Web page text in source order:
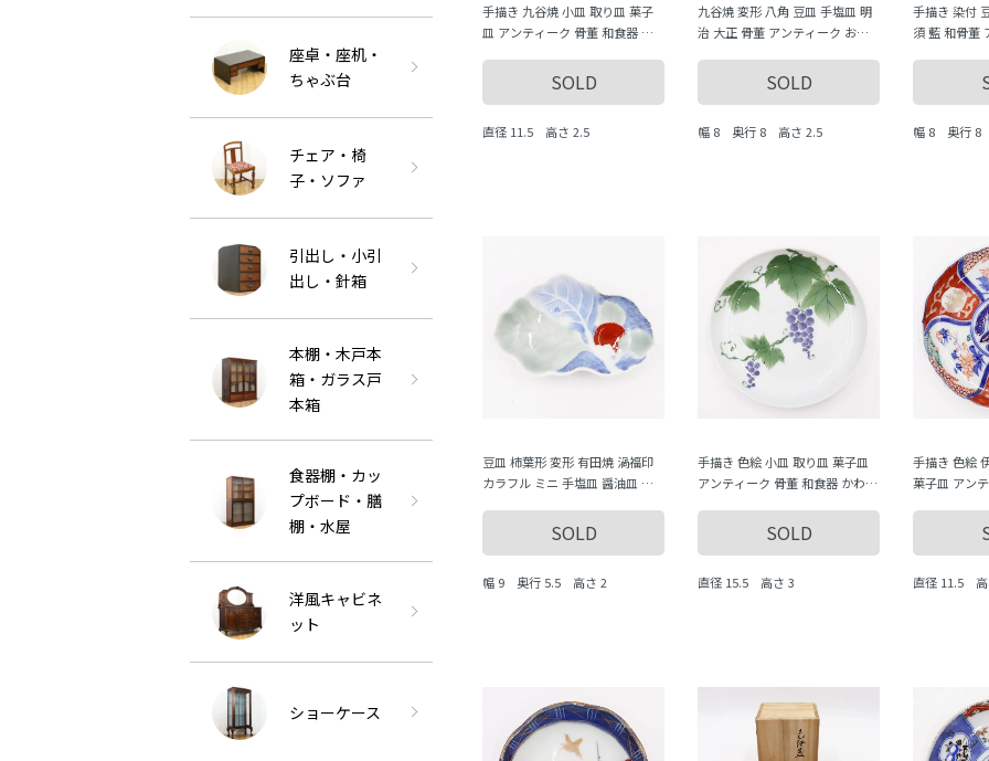
手描き 九谷焼 小皿 取り皿 菓子
皿 アンティーク 骨董 和食器 カ
なし（人物・歌仙・平安装束）
SOLD
直径 11.5 高さ 2.5
九谷焼 変形 八角 豆皿 手塩皿 明
治 大正 骨董 アンティーク おも
おしゃれ（雪・牡丹・鳥）
SOLD
幅 8 奥行 8 高さ 2.5
手描き 染付
須 藍 和骨董
（微塵唐草・
幅 8 奥行 8
豆皿 柿葉形 変形 有田焼 渦福印
カラフル ミニ 手塩皿 醤油皿 日
かわいい（柿の葉・柿の実・青海
SOLD
幅 9 奥行 5.5 高さ 2
手描き 色絵 小皿 取り皿 菓子皿
アンティーク 骨董 和食器 かわい
ーツ（葡萄）SOLD
直径 15.5 高さ 3
手描き 色絵
菓子皿 アン
てなし（牡
直径 11.5 高
座卓・座机・
ちゃぶ台
チェア・椅
子・ソファ
引出し・小引
出し・針箱
本棚・木戸本
箱・ガラス戸
本箱
食器棚・カッ
プボード・膳
棚・水屋
洋風キャビネ
ット
ショーケース